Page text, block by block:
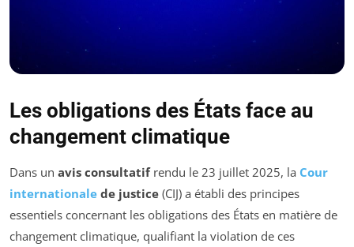
Les obligations des États face au
changement climatique
Dans un avis consultatifrendu le 23 juillet 2025, la Cour
internationale de justice (CIJ) a établi des principes
essentiels concernant les obligations des États en matière de
changement climatique, qualifiant la violation de ces